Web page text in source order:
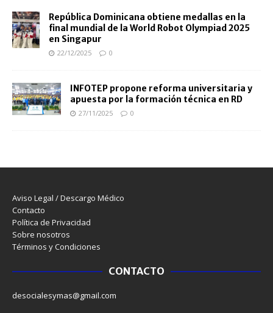
República Dominicana obtiene medallas en la
final mundial de la World Robot Olympiad 2025
en Singapur
22/12/2025 0
INFOTEP propone reforma universitaria y
apuesta por la formación técnica en RD
27/11/2025 0
Aviso Legal / Descargo Médico
Contacto
Política de Privacidad
Sobre nosotros
Términos y Condiciones
CONTACTO
desocialesymas@gmail.com